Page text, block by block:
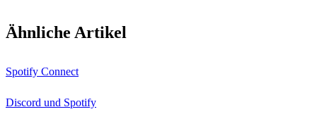
Ähnliche Artikel
Spotify Connect
Discord und Spotify